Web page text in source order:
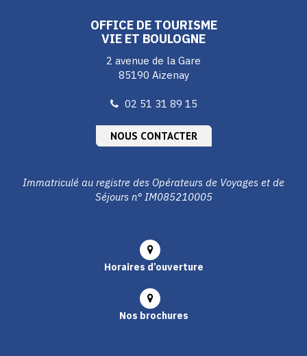
OFFICE DE TOURISME
VIE ET BOULOGNE
2 avenue de la Gare
85190 Aizenay
02 51 31 89 15
NOUS CONTACTER
Immatriculé au registre des Opérateurs de Voyages et de
Séjours n° IM085210005
Horaires d’ouverture
Nos brochures